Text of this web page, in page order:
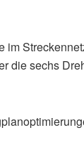
im
die sechs